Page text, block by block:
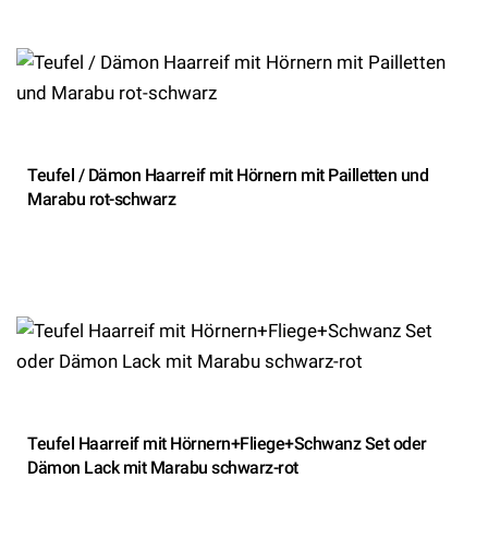
Teufel / Dämon Haarreif mit Hörnern mit Pailletten und
Marabu rot-schwarz
Teufel Haarreif mit Hörnern+Fliege+Schwanz Set oder
Dämon Lack mit Marabu schwarz-rot